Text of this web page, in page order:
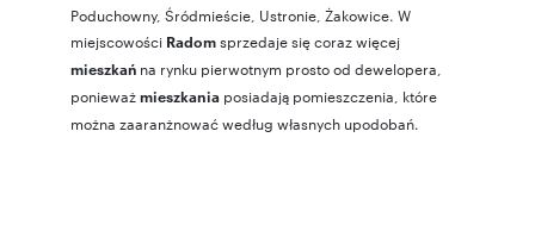
Poduchowny, Śródmieście Ustronie Żakowice. W
miejscowości Radomsprzedaje się coraz więcej
mieszkań na rynku pierwotnym prosto od dewelopera,
ponieważmieszkania posiadają pomieszczenia, które
można zaaranżnować według własnych upodobań.